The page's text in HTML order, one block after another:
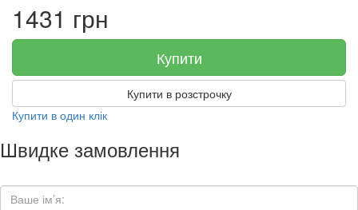
1431 грн
Купити
Купити в розстрочку
Купити в один клік
Швидке замовлення